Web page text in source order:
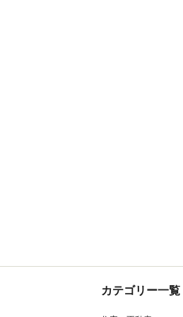
カテゴリー一覧